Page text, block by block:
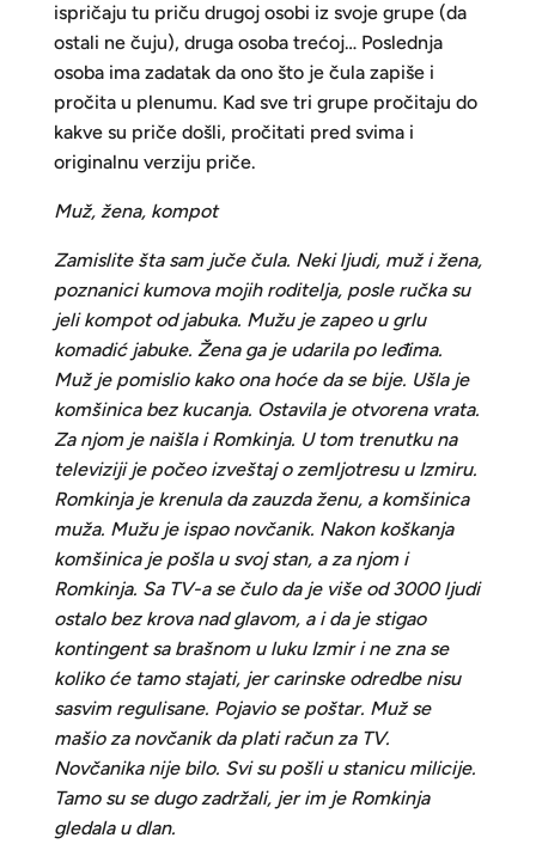
ispričaju tu priču drugoj osobi iz svoje grupe (da
ostali ne čuju), druga osoba trećoj… Poslednja
osoba ima zadatak da ono što je čula zapiše i
pročita u plenumu. Kad sve tri grupe pročitaju do
kakve su priče došli, pročitati pred svima i
originalnu verziju priče.
Muž, žena, kompot
Zamislite šta sam juče čula. Neki ljudi, muž i žena,
poznanici kumova mojih roditelja, posle ručka su
jeli kompot od jabuka. Mužu je zapeo u grlu
komadić jabuke. Žena ga je udarila po leđima.
Muž je pomislio kako ona hoće da se bije. Ušla je
komšinica bez kucanja. Ostavila je otvorena vrata.
Za njom je naišla i Romkinja. U tom trenutku na
televiziji je počeo izveštaj o zemljotresu u Izmiru.
Romkinja je krenula da zauzda ženu, a komšinica
muža. Mužu je ispao novčanik. Nakon koškanja
komšinica je pošla u svoj stan, a za njom i
Romkinja. Sa TV-a se čulo da je više od 3000 ljudi
ostalo bez krova nad glavom, a i da je stigao
kontingent sa brašnom u luku Izmir i ne zna se
koliko će tamo stajati, jer carinske odredbe nisu
sasvim regulisane. Pojavio se poštar. Muž se
mašio za novčanik da plati račun za TV.
Novčanika nije bilo. Svi su pošli u stanicu milicije.
Tamo su se dugo zadržali, jer im je Romkinja
gledala u dlan.